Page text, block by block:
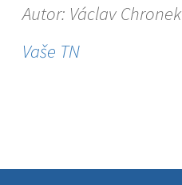
Autor: Václav Chronek
Vaše TN